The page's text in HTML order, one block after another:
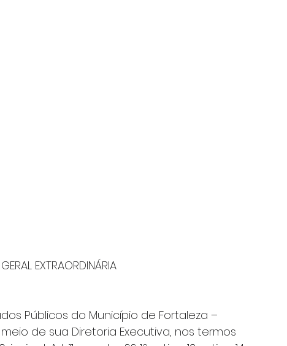
EXTRAORDINÁRIA
Públicos do Município de Fortaleza –
meio de sua Diretoria Executiva, nos termos